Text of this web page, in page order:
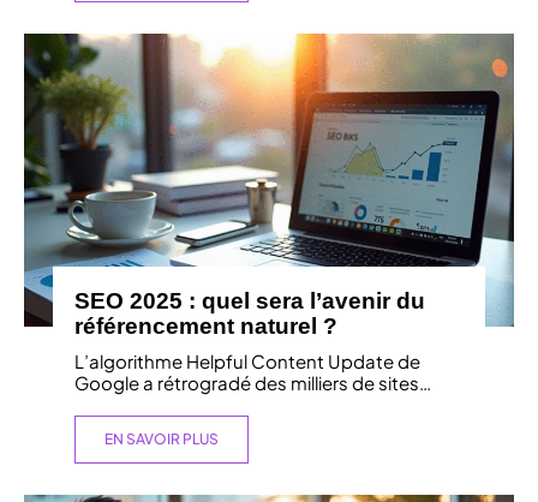
SEO 2025 : quel sera l’avenir du
référencement naturel ?
L’algorithme Helpful Content Update de
Google a rétrogradé des milliers de sites…
EN SAVOIR PLUS